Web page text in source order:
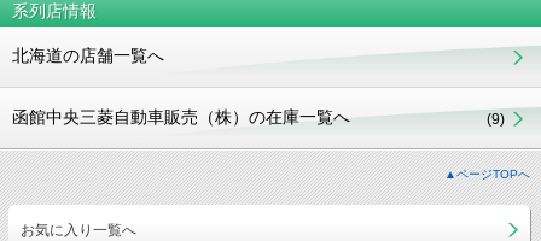
系列店情報
北海道の店舗一覧へ
函館中央三菱自動車販売（株）の在庫一覧へ (9)
▲ページTOPへ
お気に入り一覧へ